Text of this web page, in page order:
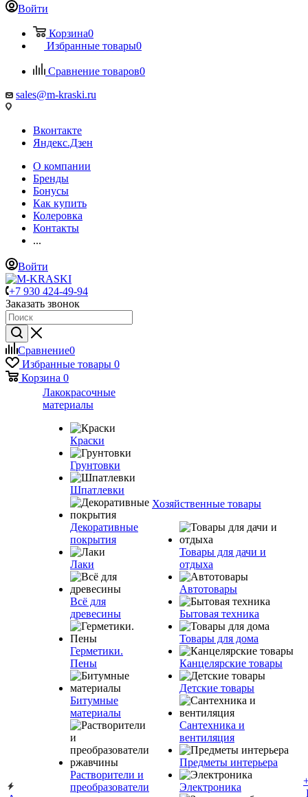
Войти
Корзина0
Избранные товары0
Сравнение товаров0
sales@m-kraski.ru
Вконтакте
Яндекс.Дзен
О компании
Бренды
Бонусы
Как купить
Колеровка
Контакты
...
Войти
+7 930 424-49-94
Заказать звонок
Сравнение0
Избранные товары 0
Корзина 0
Лакокрасочные
материалы
Краски
Грунтовки
Шпатлевки
Декоративные
покрытия
Лаки
Всё для
древесины
Герметики.
Пены
Битумные
материалы
Растворители и
преобразователи
Хозяйственные товары
Товары для дачи и
отдыха
Автотовары
Бытовая техника
Товары для дома
Канцелярские товары
Детские товары
Сантехника и
вентиляция
Предметы интерьера
Электроника